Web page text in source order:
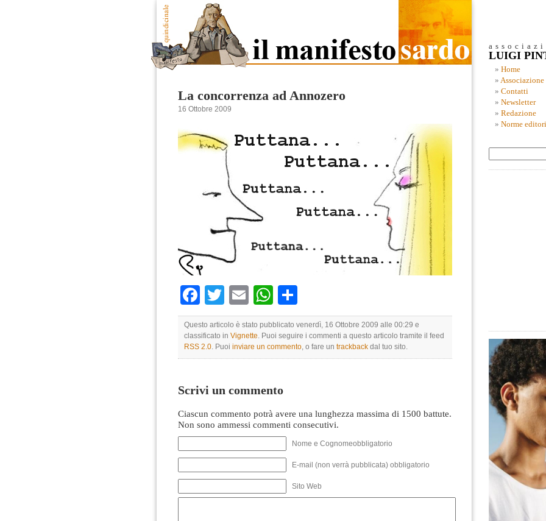
La concorrenza ad Annozero
16 Ottobre 2009
Facebook
TwitterEmailWhatsApp
Questo articolo è stato pubblicato venerdì, 16 Ottobre 2009 alle 00:29 e
classificato in Vignette. Puoi seguire i commenti a questo articolo tramite il feed
RSS 2.0. Puoi inviare un commento, o fare un trackback dal tuo sito.
Scrivi un commento
Ciascun commento potrà avere una lunghezza massima di 1500 battute.
Non sono ammessi commenti consecutivi.
Nome e Cognomeobbligatorio
E-mail (non verrà pubblicata) obbligatorio
Sito Web
LUIGI
Home
Associazione
Contatti
Newsletter
Redazione
Norme